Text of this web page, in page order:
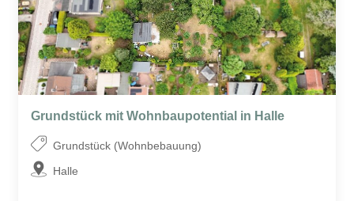
Grundstück mit Wohnbaupotential in Halle
Grundstück (Wohnbebauung)
Halle